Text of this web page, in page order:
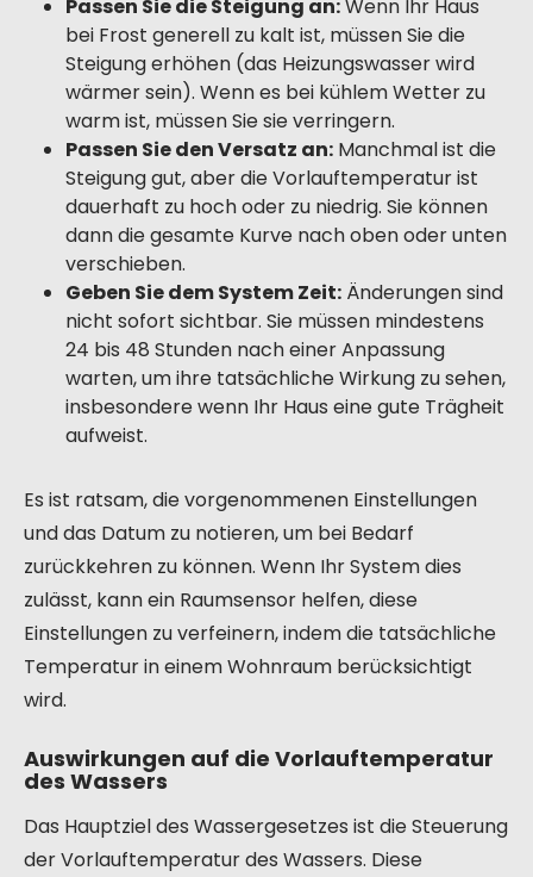
Passen Sie die Steigung an:Wenn Ihr Haus
bei Frost generell zu kalt ist, müssen Sie die
Steigung erhöhen (das Heizungswasser wird
wärmer sein). Wenn es bei kühlem Wetter zu
warm ist, müssen Sie sie verringern.
Passen Sie den Versatz an: Manchmal ist die
Steigung gut, aber die Vorlauftemperatur ist
dauerhaft zu hoch oder zu niedrig. Sie können
dann die gesamte Kurve nach oben oder unten
verschieben.
Geben Sie dem System Zeit: Änderungen sind
nicht sofort sichtbar. Sie müssen mindestens
24 bis 48 Stunden nach einer Anpassung
warten, um ihre tatsächliche Wirkung zu sehen,
insbesondere wenn Ihr Haus eine gute Trägheit
aufweist.
Es ist ratsam, die vorgenommenen Einstellungen
und das Datum zu notieren, um bei Bedarf
zurückkehren zu können. Wenn Ihr System dies
zulässt, kann ein Raumsensor helfen, diese
Einstellungen zu verfeinern, indem die tatsächliche
Temperatur in einem Wohnraum berücksichtigt
wird.
Auswirkungen auf die Vorlauftemperatur
des Wassers
Das Hauptziel des Wassergesetzes ist die Steuerung
der Vorlauftemperatur des Wassers. Diese